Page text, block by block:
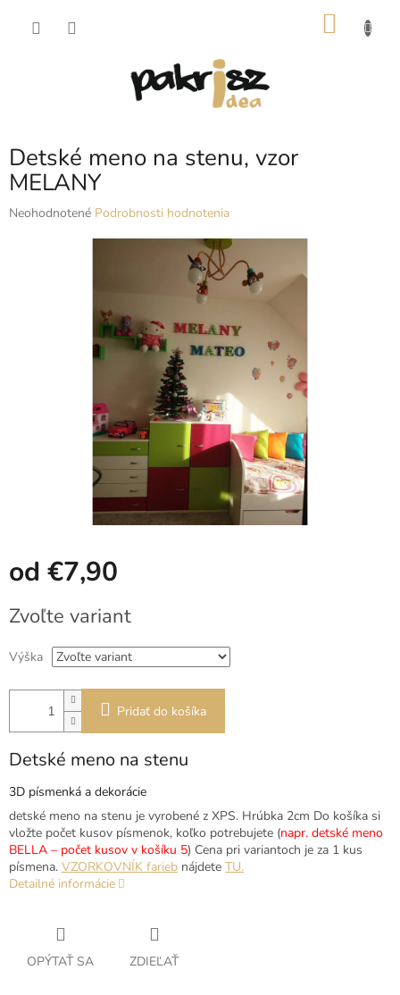
Detské meno na stenu, vzor
MELANY
Priemerné
Neohodnotené Podrobnosti hodnotenia
od €7,90
cena:
Zvoľte variant
Výška
Pridať do košíka
Detské meno na stenu
3D písmenká a dekorácie
detské meno na stenu je vyrobené z XPS. Hrúbka 2cm Do košíka si
vložte počet kusov písmenok, koľko potrebujete (napr. detské meno
BELLA – počet kusov v košíku 5) Cena pri variantoch je za 1 kus
písmena. VZORKOVNÍK farieb nájdete TU.
Detailné informácie
OPÝTAŤ SA ZDIEĽAŤ